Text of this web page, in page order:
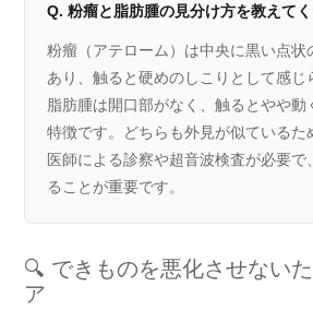
Q. 粉瘤と脂肪腫の見分け方を教えてく
粉瘤（アテローム）は中央に黒い点状
あり、触ると硬めのしこりとして感じ
脂肪腫は開口部がなく、触るとやや動
特徴です。どちらも外見が似ているた
医師による診察や超音波検査が必要で
ることが重要です。
🔍 できものを悪化させない
ア